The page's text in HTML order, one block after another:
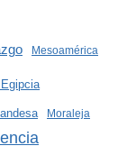
Mesoamérica
Moraleja